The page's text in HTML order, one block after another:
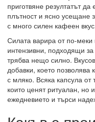
приготвяне резултатът
плътност и ясно усещане
с много силен кафеен
Силата варира от по-
интензивни, подходящи
трябва нещо силно.
добавки, което позволява
с мляко. Всяка капсула
които ценят ритуалан, но
ежедневието и търси